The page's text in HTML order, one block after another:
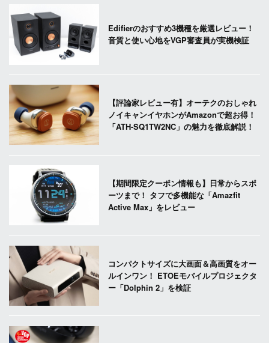
Edifierのおすすめ3機種を厳選レビュー！
音質と使い心地をVGP審査員が実機検証
【評論家レビュー有】オーテクのおしゃれ
ノイキャンイヤホンがAmazonで超お得！
「ATH-SQ1TW2NC」の魅力を徹底解説！
【期間限定クーポン情報も】日常からスポ
ーツまで！ タフで多機能な「Amazfit
Active Max」をレビュー
コンパクトサイズに大画面＆高画質をオー
ルインワン！ ETOEモバイルプロジェクタ
ー「Dolphin 2」を検証